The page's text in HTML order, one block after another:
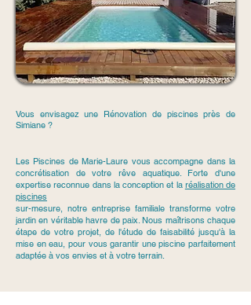
Vous envisagez une Rénovation de piscines près de
Simiane ?
Les Piscines de Marie-Laure vous accompagne dans la
concrétisation de votre rêve aquatique. Forte d'une
expertise reconnue dans la conception et la réalisation de
piscines
sur-mesure, notre entreprise familiale transforme votre
jardin en véritable havre de paix. Nous maîtrisons chaque
étape de votre projet, de l'étude de faisabilité jusqu'à la
mise en eau, pour vous garantir une piscine parfaitement
adaptée à vos envies et à votre terrain.